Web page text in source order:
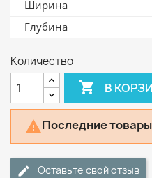
Ширина
Глубина
Количество
 В
Последние
Оставьте свой отзыв